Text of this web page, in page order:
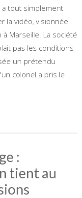
a tout simplement
la vidéo, visionnée
Marseille. La société
pas les conditions
un prétendu
colonel a pris le
:
tient au